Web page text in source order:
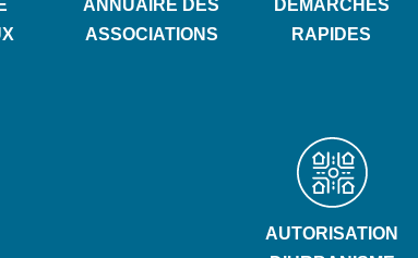
ANNUAIRE DES
ASSOCIATIONS
DÉMARCHES
RAPIDES
AUTORISATION